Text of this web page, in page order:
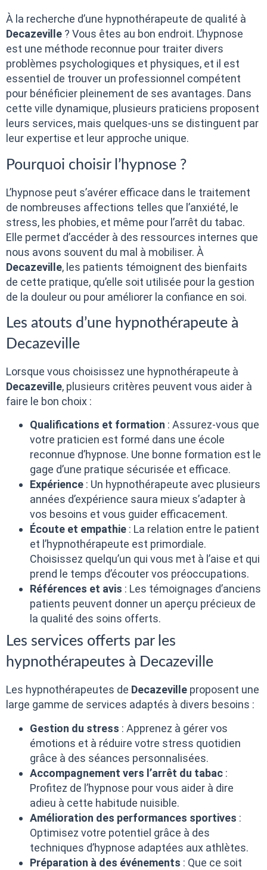
À la recherche d’une hypnothérapeute de qualité à
Decazeville ? Vous êtes au bon endroit. L’hypnose
est une méthode reconnue pour traiter divers
problèmes psychologiques et physiques, et il est
essentiel de trouver un professionnel compétent
pour bénéficier pleinement de ses avantages. Dans
cette ville dynamique, plusieurs praticiens proposent
leurs services, mais quelques-uns se distinguent par
leur expertise et leur approche unique.
Pourquoi choisir l’hypnose ?
L’hypnose peut s’avérer efficace dans le traitement
de nombreuses affections telles que l’anxiété, le
stress, les phobies, et même pour l’arrêt du tabac.
Elle permet d’accéder à des ressources internes que
nous avons souvent du mal à mobiliser. À
Decazeville, les patients témoignent des bienfaits
de cette pratique, qu’elle soit utilisée pour la gestion
de la douleur ou pour améliorer la confiance en soi.
Les atouts d’une hypnothérapeute à
Decazeville
Lorsque vous choisissez une hypnothérapeute à
Decazeville, plusieurs critères peuvent vous aider à
faire le bon choix :
Qualifications et formation : Assurez-vous que
votre praticien est formé dans une école
reconnue d’hypnose. Une bonne formation est le
gage d’une pratique sécurisée et efficace.
Expérience : Un hypnothérapeute avec plusieurs
années d’expérience saura mieux s’adapter à
vos besoins et vous guider efficacement.
Écoute et empathie : La relation entre le patient
et l’hypnothérapeute est primordiale.
Choisissez quelqu’un qui vous met à l’aise et qui
prend le temps d’écouter vos préoccupations.
Références et avis : Les témoignages d’anciens
patients peuvent donner un aperçu précieux de
la qualité des soins offerts.
Les services offerts par les
hypnothérapeutes à Decazeville
Les hypnothérapeutes de Decazeville proposent une
large gamme de services adaptés à divers besoins :
Gestion du stress : Apprenez à gérer vos
émotions et à réduire votre stress quotidien
grâce à des séances personnalisées.
Accompagnement vers l’arrêt du tabac :
Profitez de l’hypnose pour vous aider à dire
adieu à cette habitude nuisible.
Amélioration des performances sportives :
Optimisez votre potentiel grâce à des
techniques d’hypnose adaptées aux athlètes.
Préparation à des événements : Que ce soit